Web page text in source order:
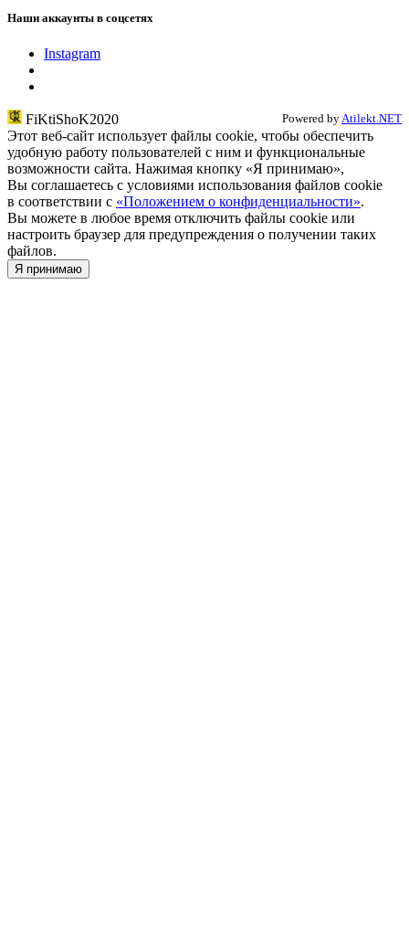
Наши аккаунты в соцсетях
Instagram
FiKtiShoK2020 Powered byAtilekt.NET
Этот веб-сайт использует файлы cookie, чтобы обеспечить
удобную работу пользователей с ним и функциональные
возможности сайта. Нажимая кнопку «Я принимаю»,
Вы соглашаетесь с условиями использования файлов cookie
в соответствии c «Положением о конфиденциальности».
Вы можете в любое время отключить файлы cookie или
настроить браузер для предупреждения о получении таких
файлов.
Я принимаю